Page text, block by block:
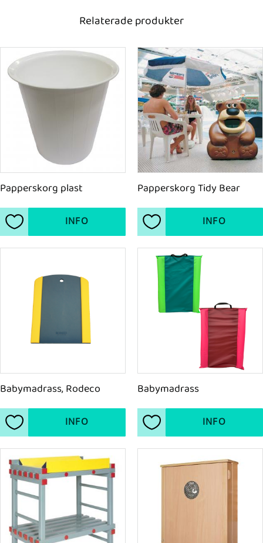
Relaterade produkter
Papperskorg plast
Lägg till i favoriter
INFO
Papperskorg Tidy Bear
Lägg till i favoriter
INFO
Babymadrass, Rodeco
Lägg till i favoriter
INFO
Babymadrass
Lägg till i favoriter
INFO